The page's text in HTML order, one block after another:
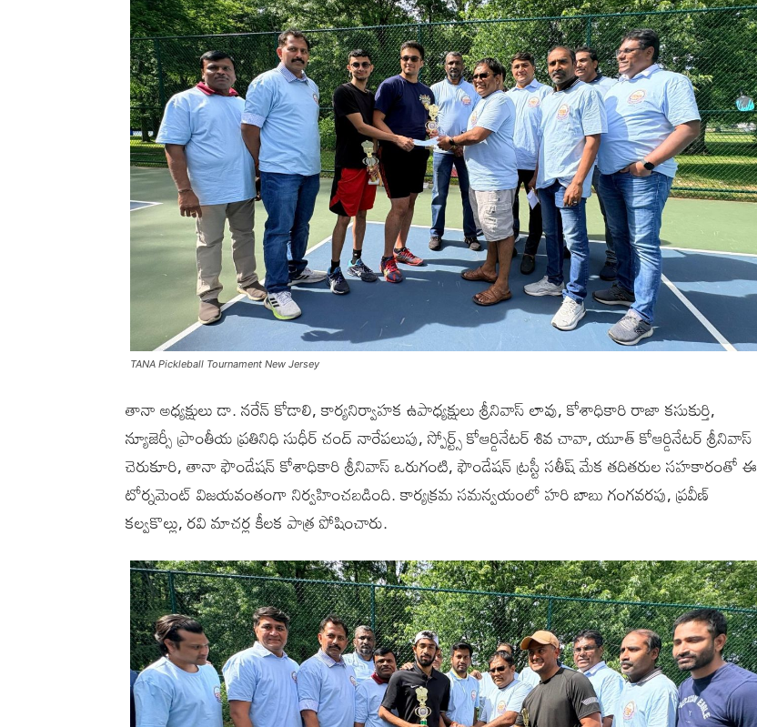
TANA Pickleball Tournament New Jersey
తానా అధ్యక్షులు డా. నరేన్ కోడాలి, కార్యనిర్వాహక ఉపాధ్యక్షులు శ్రీనివాస్ లావు, కోశాధికారి రాజా కసుకుర్తి,
న్యూజెర్సీ ప్రాంతీయ ప్రతినిధి సుధీర్ చంద్ నారేపలుపు, స్పోర్ట్స్ కోఆర్డినేటర్ శివ చావా, యూత్ కోఆర్డినేటర్ శ్రీనివాస్
చెరుకూరి, తానా ఫౌండేషన్ కోశాధికారి శ్రీనివాస్ ఒరుగంటి, ఫౌండేషన్ ట్రస్టీ సతీష్ మేక తదితరుల సహకారంతో ఈ
టోర్నమెంట్ విజయవంతంగా నిర్వహించబడింది. కార్యక్రమ సమన్వయంలో హరి బాబు గంగవరపు, ప్రవీణ్
కల్వకొల్లు, రవి మాచర్ల కీలక పాత్ర పోషించారు.